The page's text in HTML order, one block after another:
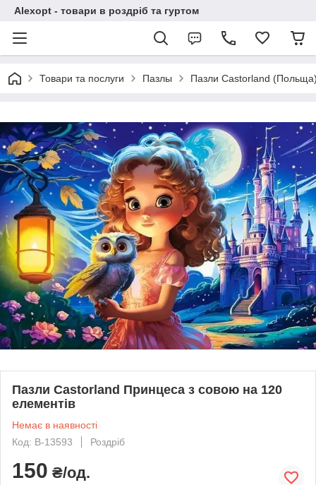
Alexopt - товари в роздріб та гуртом
Товари та послуги Пазлы Пазли Castorland
Пазли Castorland Принцеса з совою на 120
елементів
Немає в наявності
Код: B-13593
Роздріб
150 ₴/од.